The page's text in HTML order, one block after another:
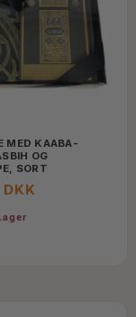
MED KAABA-
OG
SORT